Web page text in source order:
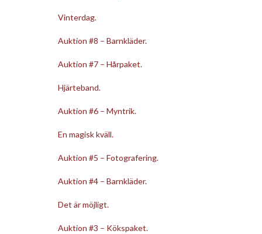
Vinterdag.
Auktion #8 – Barnkläder.
Auktion #7 – Hårpaket.
Hjärteband.
Auktion #6 – Myntrik.
En magisk kväll.
Auktion #5 – Fotografering.
Auktion #4 – Barnkläder.
Det är möjligt.
Auktion #3 – Kökspaket.